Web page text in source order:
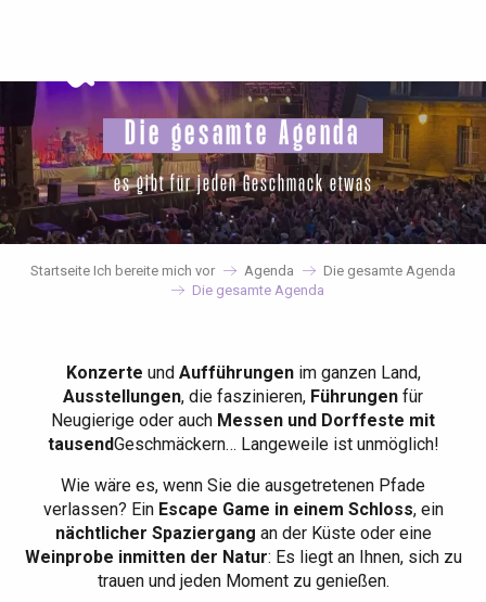
principal
Die gesamte Agenda
es gibt für jeden Geschmack etwas
Startseite Ich bereite mich vor Agenda
Die gesamte Agenda
Die gesamte Agenda
Konzerte und Aufführungenim ganzen Land,
Ausstellungen, die faszinieren, Führungen für
Neugierige oder auch Messen und Dorffeste mit
tausendGeschmäckern… Langeweile ist unmöglich!
Wie wäre es, wenn Sie die ausgetretenen Pfade
verlassen? EinEscape Game in einem Schloss, ein
nächtlicher Spaziergang an der Küste oder eine
Weinprobe inmitten der Natur: Es liegt an Ihnen, sich zu
trauen und jeden Moment zu genießen.